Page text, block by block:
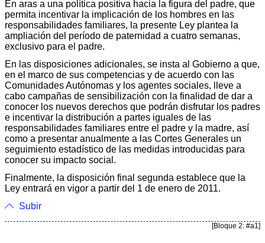
En aras a una política positiva hacia la figura del padre, que
permita incentivar la implicación de los hombres en las
responsabilidades familiares, la presente Ley plantea la
ampliación del período de paternidad a cuatro semanas,
exclusivo para el padre.
En las disposiciones adicionales, se insta al Gobierno a que,
en el marco de sus competencias y de acuerdo con las
Comunidades Autónomas y los agentes sociales, lleve a
cabo campañas de sensibilización con la finalidad de dar a
conocer los nuevos derechos que podrán disfrutar los padres
e incentivar la distribución a partes iguales de las
responsabilidades familiares entre el padre y la madre, así
como a presentar anualmente a las Cortes Generales un
seguimiento estadístico de las medidas introducidas para
conocer su impacto social.
Finalmente, la disposición final segunda establece que la
Ley entrará en vigor a partir del 1 de enero de 2011.
Subir
[Bloque 2: #a1]